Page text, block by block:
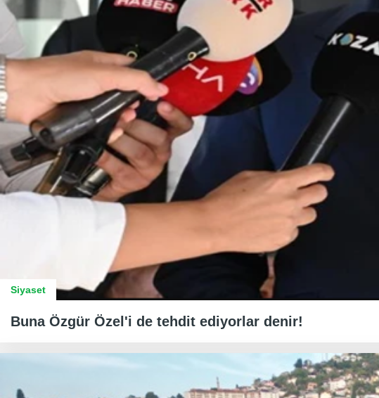
Siyaset
Buna Özgür Özel'i de tehdit ediyorlar denir!